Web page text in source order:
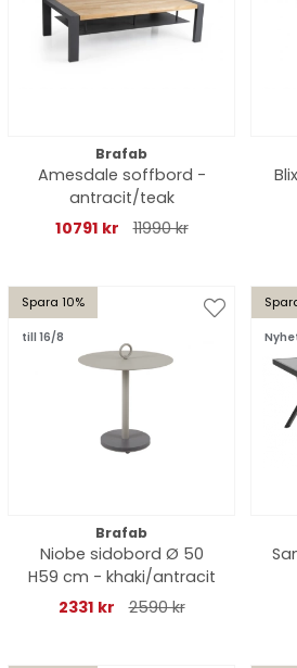
Brafab
Amesdale soffbord -
antracit/teak
10791 kr
11990 kr
Spara 10%
till 16/8
Brafab
Niobe sidobord Ø 50
H59 cm - khaki/antracit
2331 kr
2590 kr